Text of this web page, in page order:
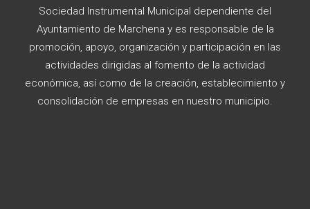
Sociedad Instrumental Municipal dependiente del
Ayuntamiento de Marchena y es responsable de la
promoción, apoyo, organización y participación en las
actividades dirigidas al fomento de la actividad
económica, así como de la creación, establecimiento y
consolidación de empresas en nuestro municipio.